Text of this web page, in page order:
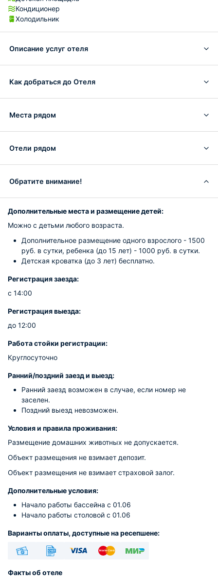
Кондиционер
Холодильник
Описание услуг отеля
Как добраться до Отеля
Места рядом
Отели рядом
Обратите внимание!
Дополнительные места и размещение детей:
Можно с детьми любого возраста.
Дополнительное размещение одного взрослого - 1500
руб. в сутки, ребенка (до 15 лет) - 1000 руб. в сутки.
Детская кроватка (до 3 лет) бесплатно.
Регистрация заезда:
с 14:00
Регистрация выезда:
до 12:00
Работа стойки регистрации:
Круглосуточно
Ранний/поздний заезд и выезд:
Ранний заезд возможен в случае, если номер не
заселен.
Поздний выезд невозможен.
Условия и правила проживания:
Размещение домашних животных не допускается.
Объект размещения не взимает депозит.
Объект размещения не взимает страховой залог.
Дополнительные условия:
Начало работы бассейна с 01.06
Начало работы столовой с 01.06
Варианты оплаты, доступные на ресепшене:
Факты об отеле